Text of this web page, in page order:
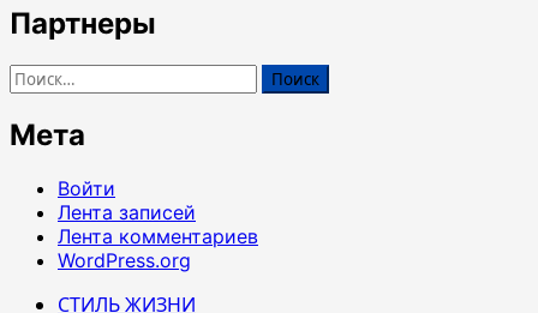
Партнеры
Найти:
Мета
Войти
Лента записей
Лента комментариев
WordPress.org
СТИЛЬ ЖИЗНИ